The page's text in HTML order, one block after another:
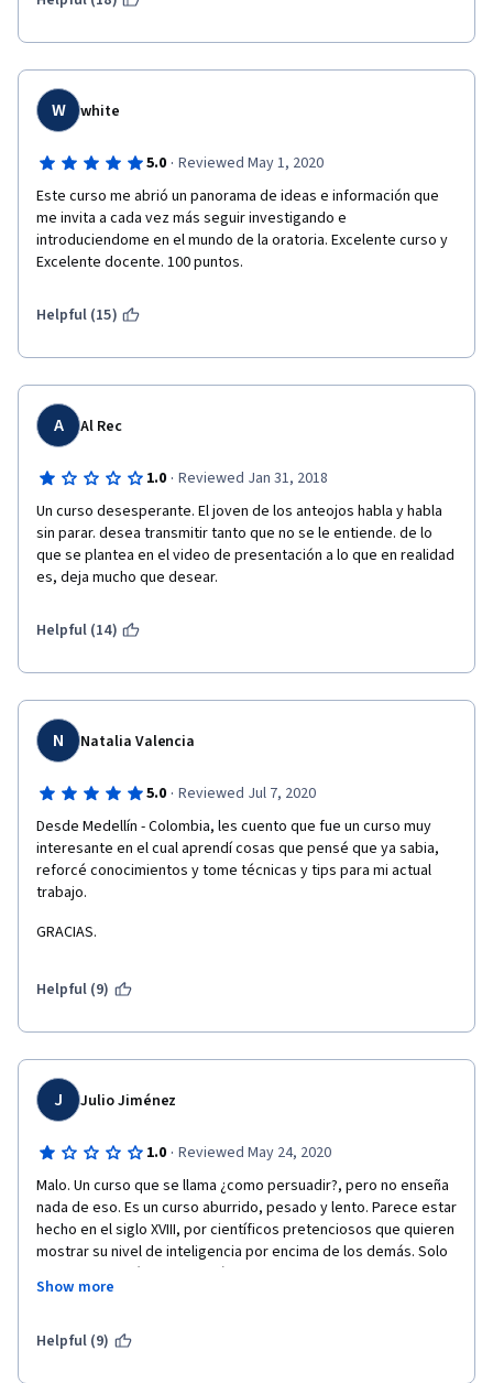
W white
5.0 · Reviewed May 1, 2020
Este curso me abrió un panorama de ideas e información que
me invita a cada vez más seguir investigando e
introduciendome en el mundo de la oratoria. Excelente curso y
Excelente docente. 100 puntos.
Helpful (15)
A Al Rec
1.0 · Reviewed Jan 31, 2018
Un curso desesperante. El joven de los anteojos habla y habla
sin parar. desea transmitir tanto que no se le entiende. de lo
que se plantea en el video de presentación a lo que en realidad
es, deja mucho que desear.
Helpful (14)
N Natalia Valencia
5.0 · Reviewed Jul 7, 2020
Desde Medellín - Colombia, les cuento que fue un curso muy
interesante en el cual aprendí cosas que pensé que ya sabia,
reforcé conocimientos y tome técnicas y tips para mi actual
trabajo.
GRACIAS.
Helpful (9)
J Julio Jiménez
1.0 · Reviewed May 24, 2020
Malo. Un curso que se llama ¿como persuadir?, pero no enseña
nada de eso. Es un curso aburrido, pesado y lento. Parece estar
hecho en el siglo XVIII, por científicos pretenciosos que quieren
mostrar su nivel de inteligencia por encima de los demás. Solo
discursos filosóficos y lingüísticos complejos y sin utilidad
diaria. Es como inscribirse en un curso de helados y usted solo
de los alimentos y conocer las vidas de los científicos que
Show more
Helpful (9)